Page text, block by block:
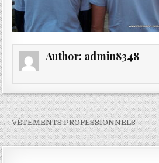
Author: admin8348
Navigation
de
← VÊTEMENTS PROFESSIONNELS